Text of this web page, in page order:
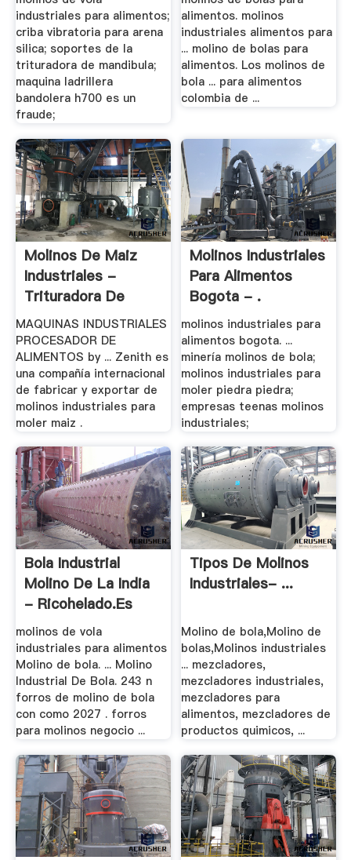
industriales para alimentos;
criba vibratoria para arena
silica; soportes de la
trituradora de mandibula;
maquina ladrillera
bandolera h700 es un
fraude;
alimentos. molinos
industriales alimentos para
... molino de bolas para
alimentos. Los molinos de
bola ... para alimentos
colombia de ...
Molinos De Maiz
Industriales -
Trituradora De
Cono
MAQUINAS INDUSTRIALES
PROCESADOR DE
ALIMENTOS by ... Zenith es
una compañía internacional
de fabricar y exportar de
molinos industriales para
moler maiz .
Molinos Industriales
Para Alimentos
Bogota - .
molinos industriales para
alimentos bogota. ...
minería molinos de bola;
molinos industriales para
moler piedra piedra;
empresas teenas molinos
industriales;
Bola Industrial
Molino De La India
- Ricohelado.es
molinos de vola
industriales para alimentos
Molino de bola. ... Molino
Industrial De Bola. 243 n
forros de molino de bola
con como 2027 . forros
para molinos negocio ...
Tipos De Molinos
Industriales- ...
Molino de bola,Molino de
bolas,Molinos industriales
... mezcladores,
mezcladores industriales,
mezcladores para
alimentos, mezcladores de
productos quimicos, ...